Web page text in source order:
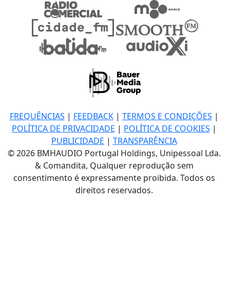
FREQUÊNCIAS | FEEDBACK| TERMOS E CONDIÇÕES |
POLÍTICA DE PRIVACIDADE | POLÍTICA DE COOKIES |
PUBLICIDADE | TRANSPARÊNCIA
© 2026 BMHAUDIO Portugal Holdings, Unipessoal Lda.
& Comandita, Qualquer reprodução sem
consentimento é expressamente proibida. Todos os
direitos reservados.